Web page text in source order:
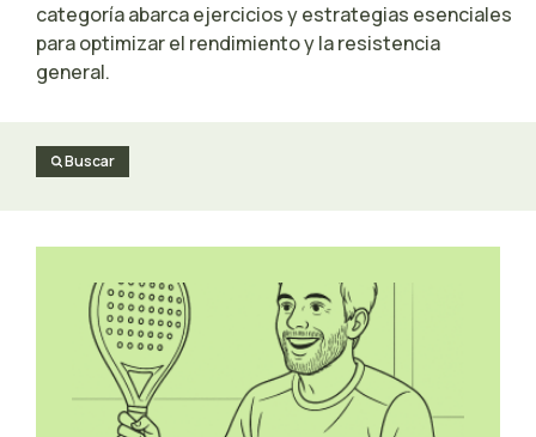
categoría abarca ejercicios y estrategias esenciales
para optimizar el rendimiento y la resistencia
general.
Buscar